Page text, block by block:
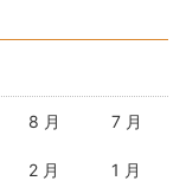
8 月 7 月
2 月 1 月